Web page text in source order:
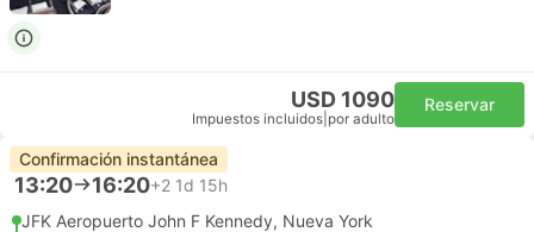
USD 1090
Impuestos incluidos por adulto
Reservar
Confirmación instantánea
13:20 16:20+2 1d 15h
JFK Aeropuerto John F Kennedy, Nueva York